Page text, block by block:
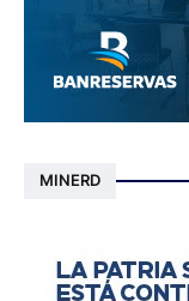
MINERD